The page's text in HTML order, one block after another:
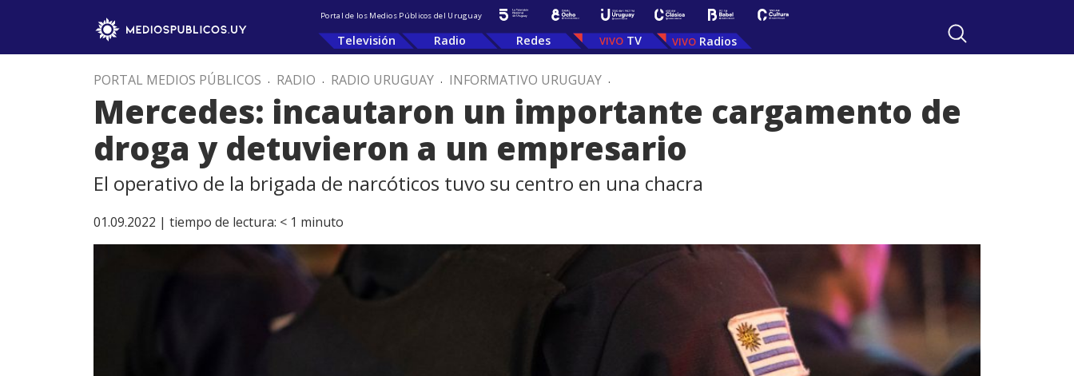
Portal de los Medios Públicos del Uruguay
Televisión Radio Redes TV Radios
PORTAL MEDIOS PÚBLICOS . RADIO . RADIO URUGUAY . INFORMATIVO URUGUAY .
Mercedes: incautaron un importante cargamento de
droga y detuvieron a un empresario
El operativo de la brigada de narcóticos tuvo su centro en una chacra
01.09.2022 | tiempo de lectura: < 1 minuto